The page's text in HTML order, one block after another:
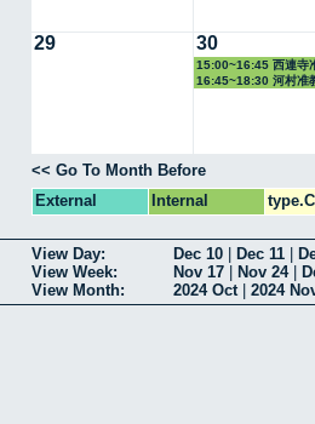
29 30
15:00~16:45 西連寺
授
16:45~18:30 河村准
<< Go To Month Before
External
Internal type.C
View Day: Dec 10 Dec 11
View Week:
Nov 17 Nov 24|
View Month:
2024 Oct 2024